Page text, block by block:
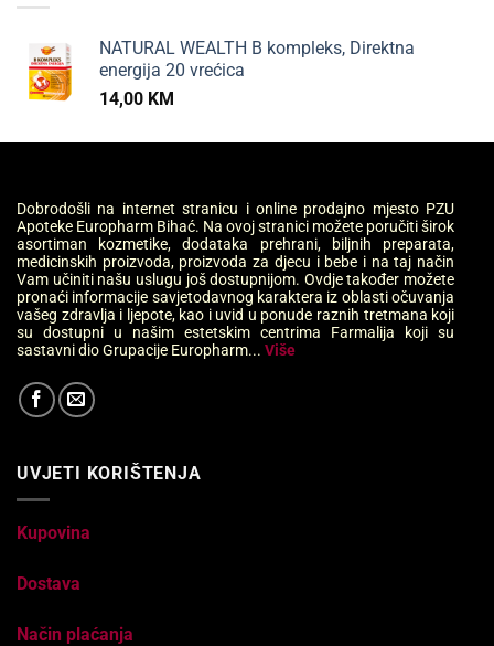
NATURAL WEALTH B kompleks, Direktna
energija 20 vrećica
14,00 KM
Dobrodošli na internet stranicu i online prodajno mjesto PZU
Apoteke Europharm Bihać. Na ovoj stranici možete poručiti širok
asortiman kozmetike, dodataka prehrani, biljnih preparata,
medicinskih proizvoda, proizvoda za djecu i bebe i na taj način
Vam učiniti našu uslugu još dostupnijom. Ovdje također možete
pronaći informacije savjetodavnog karaktera iz oblasti očuvanja
vašeg zdravlja i ljepote, kao i uvid u ponude raznih tretmana koji
su dostupni u našim estetskim centrima Farmalija koji su
sastavni dio Grupacije Europharm... Više
UVJETI KORIŠTENJA
Kupovina
Dostava
Način plaćanja